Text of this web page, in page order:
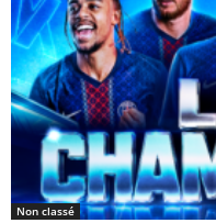
Non classé